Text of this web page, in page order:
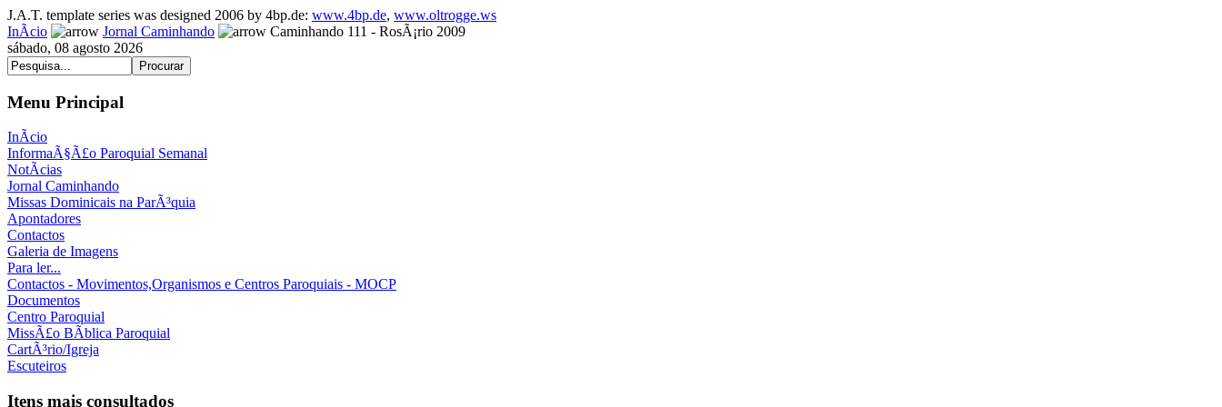
J.A.T. template series was designed 2006 by 4bp.de: www.4bp.de, www.oltrogge.ws
InÃ­cio
Jornal Caminhando
Caminhando 111 - RosÃ¡rio 2009
sábado, 08 agosto 2026
Menu Principal
InÃ­cio
InformaÃ§Ã£o Paroquial Semanal
NotÃ­cias
Jornal Caminhando
Missas Dominicais na ParÃ³quia
Apontadores
Contactos
Galeria de Imagens
Para ler...
Contactos - Movimentos,Organismos e Centros Paroquiais - MOCP
Documentos
Centro Paroquial
MissÃ£o BÃ­blica Paroquial
CartÃ³rio/Igreja
Escuteiros
Itens mais consultados